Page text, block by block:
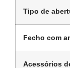
Tipo de
Fecho com
Acessórios